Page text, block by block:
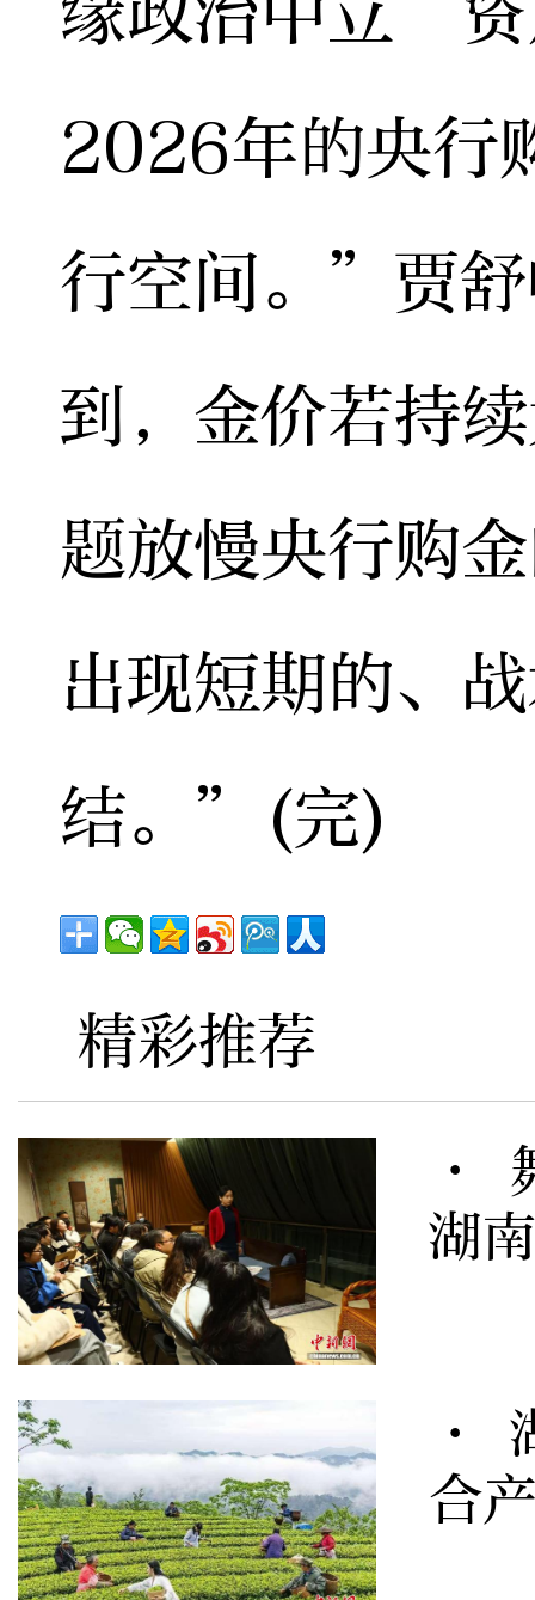
2026年的央行
行空间。”贾
到，金价若持
题放慢央行购
出现短期的、
结。”(完)
精彩推荐
·
湖
·
合